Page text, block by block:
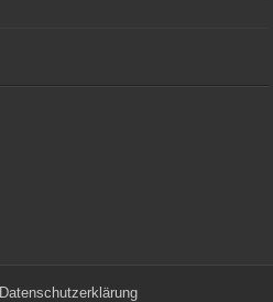
Datenschutzerklärung